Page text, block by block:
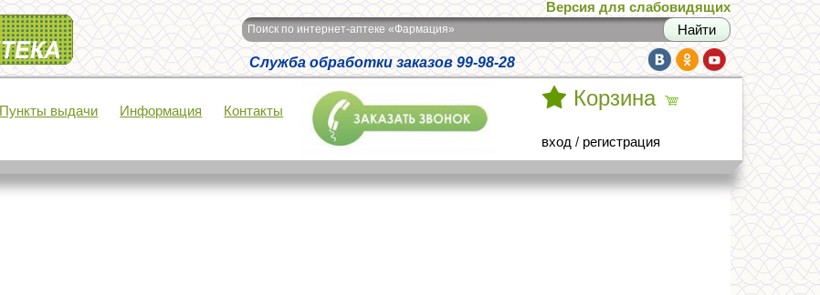
Версия для слабовидящих
Поиск по интернет-аптеке «Фармация»
Служба обработки заказов 99-98-28
Пункты выдачи Информация Контакты
Корзина
вход / регистрация